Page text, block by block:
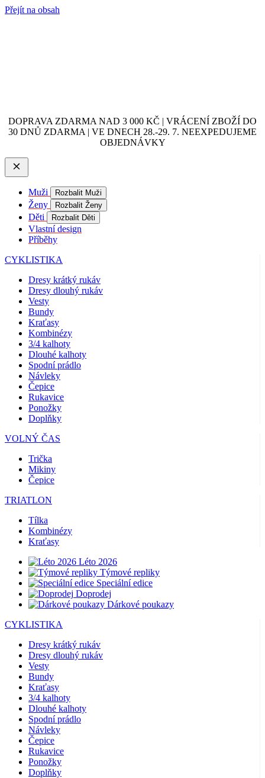
Přejít na obsah
DOPRAVA ZDARMA NAD 3 000 KČ | VRÁCENÍ ZBOŽÍ DO
30 DNŮ ZDARMA | VE DNECH 28.-29. 7. NEEXPEDUJEME
OBJEDNÁVKY
Muži Rozbalit Muži
Ženy Rozbalit Ženy
Děti Rozbalit Děti
Vlastní design
Příběhy
CYKLISTIKA
Dresy krátký rukáv
Dresy dlouhý rukáv
Vesty
Bundy
Kraťasy
Kombinézy
3/4 kalhoty
Dlouhé kalhoty
Spodní prádlo
Návleky
Čepice
Rukavice
Ponožky
Doplňky
VOLNÝ ČAS
Trička
Mikiny
Čepice
TRIATLON
Tílka
Kombinézy
Kraťasy
Léto 2026
Týmové repliky
Speciální edice
Doprodej
Dárkové poukazy
CYKLISTIKA
Dresy krátký rukáv
Dresy dlouhý rukáv
Vesty
Bundy
Kraťasy
3/4 kalhoty
Dlouhé kalhoty
Spodní prádlo
Návleky
Čepice
Rukavice
Ponožky
Doplňky